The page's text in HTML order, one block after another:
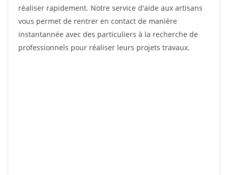
réaliser rapidement. Notre service d'aide aux artisans
vous permet de rentrer en contact de manière
instantannée avec des particuliers à la recherche de
professionnels pour réaliser leurs projets travaux.